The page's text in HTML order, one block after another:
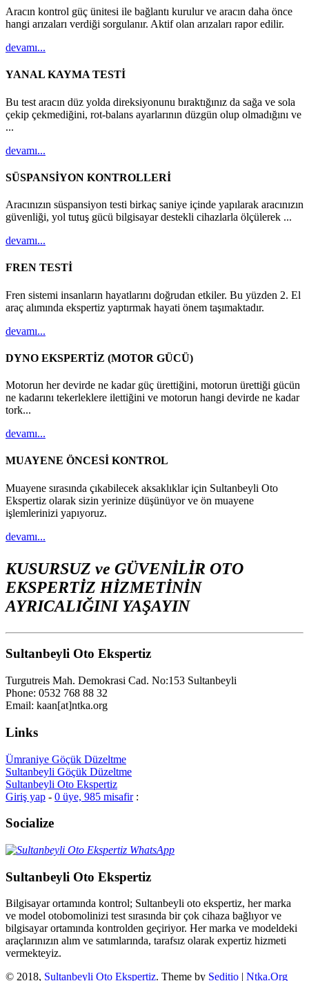
Aracın kontrol güç ünitesi ile bağlantı kurulur ve aracın daha önce
hangi arızaları verdiği sorgulanır. Aktif olan arızaları rapor edilir.
devamı...
YANAL KAYMA TESTİ
Bu test aracın düz yolda direksiyonunu bıraktığınız da sağa ve sola
çekip çekmediğini, rot-balans ayarlarının düzgün olup olmadığını ve
...
devamı...
SÜSPANSİYON KONTROLLERİ
Aracınızın süspansiyon testi birkaç saniye içinde yapılarak aracınızın
güvenliği, yol tutuş gücü bilgisayar destekli cihazlarla ölçülerek ...
devamı...
FREN TESTİ
Fren sistemi insanların hayatlarını doğrudan etkiler. Bu yüzden 2. El
araç alımında ekspertiz yaptırmak hayati önem taşımaktadır.
devamı...
DYNO EKSPERTİZ (MOTOR GÜCÜ)
Motorun her devirde ne kadar güç ürettiğini, motorun ürettiği gücün
ne kadarını tekerleklere ilettiğini ve motorun hangi devirde ne kadar
tork...
devamı...
MUAYENE ÖNCESİ KONTROL
Muayene sırasında çıkabilecek aksaklıklar için Sultanbeyli Oto
Ekspertiz olarak sizin yerinize düşünüyor ve ön muayene
işlemlerinizi yapıyoruz.
devamı...
KUSURSUZ ve GÜVENİLİR OTO
EKSPERTİZ HİZMETİNİN
AYRICALIĞINI YAŞAYIN
Sultanbeyli Oto Ekspertiz
Turgutreis Mah. Demokrasi Cad. No:153 Sultanbeyli
Phone: 0532 768 88 32
Email: kaan[at]ntka.org
Links
Ümraniye Göçük Düzeltme
Sultanbeyli Göçük Düzeltme
Sultanbeyli Oto Ekspertiz
Giriş yap - 0 üye, 985 misafir:
Socialize
Sultanbeyli Oto Ekspertiz
Bilgisayar ortamında kontrol; Sultanbeyli oto ekspertiz, her marka
ve model otobomolinizi test sırasında bir çok cihaza bağlıyor ve
bilgisayar ortamında kontrolden geçiriyor. Her marka ve modeldeki
araçlarınızın alım ve satımlarında, tarafsız olarak expertiz hizmeti
vermekteyiz.
© 2018, Sultanbeyli Oto Ekspertiz. Theme by Seditio | Ntka.Org